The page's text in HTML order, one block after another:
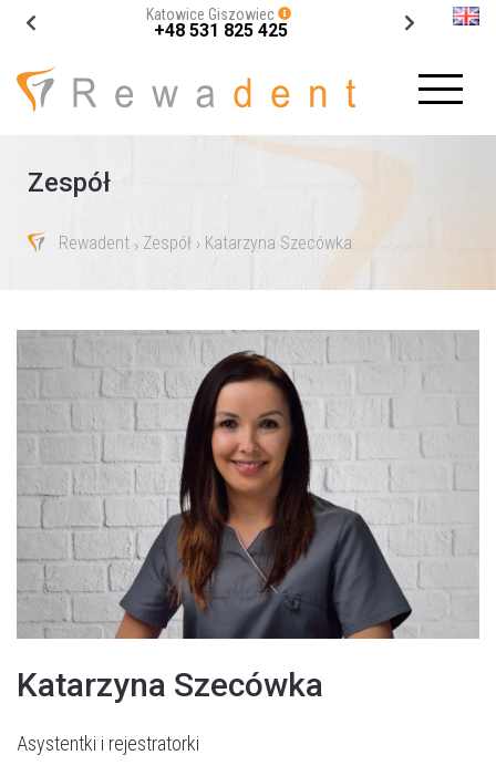
Katowice Giszowiec
+48 531 825 425
Zespół
Rewadent › Zespół › Katarzyna Szecówka
Katarzyna Szecówka
Asystentki i rejestratorki